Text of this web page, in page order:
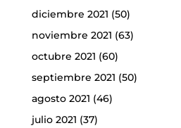
diciembre 2021 (50)
noviembre 2021 (63)
octubre 2021 (60)
septiembre 2021 (50)
agosto 2021 (46)
julio 2021 (37)